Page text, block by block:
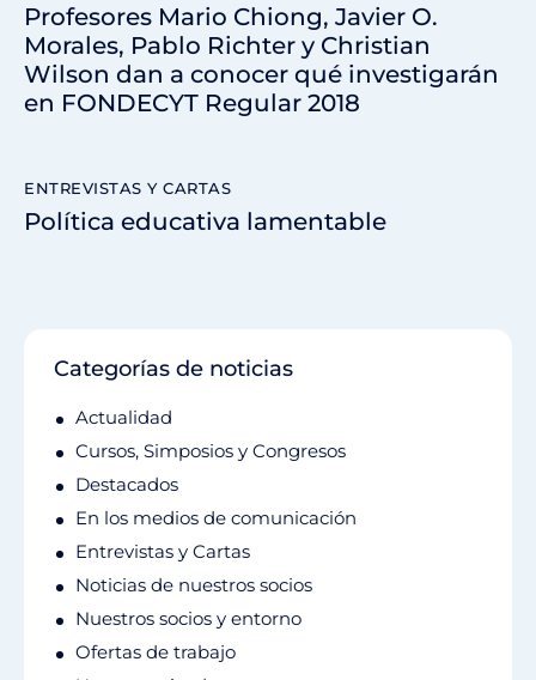
Profesores Mario Chiong, Javier O.
Morales, Pablo Richter y Christian
Wilson dan a conocer qué investigarán
en FONDECYT Regular 2018
ENTREVISTAS Y CARTAS
Política educativa lamentable
Categorías de noticias
Actualidad
Cursos, Simposios y Congresos
Destacados
En los medios de comunicación
Entrevistas y Cartas
Noticias de nuestros socios
Nuestros socios y entorno
Ofertas de trabajo